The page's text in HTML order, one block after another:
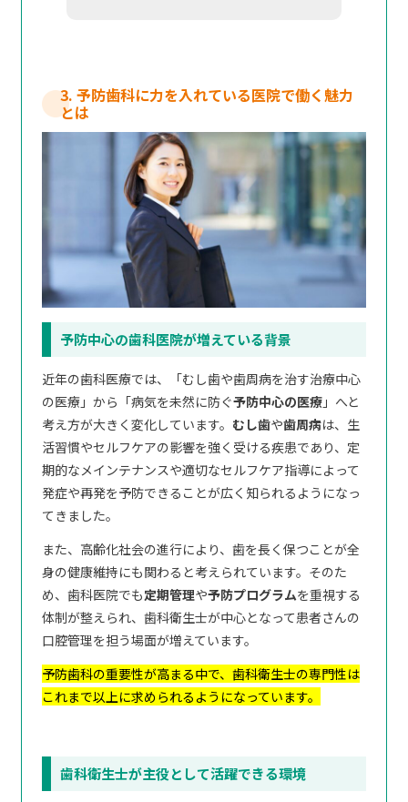
3. 予防歯科に力を入れている医院で働く魅力
とは
予防中心の歯科医院が増えている背景
近年の歯科医療では、「むし歯や歯周病を治す治療中心
の医療」から「病気を未然に防ぐ予防中心の医療 」へと
考え方が大きく変化しています。 むし歯や歯周病は、生
活習慣やセルフケアの影響を強く受ける疾患であり、定
期的なメインテナンスや適切なセルフケア指導によって
発症や再発を予防できることが広く知られるようになっ
てきました。
また、高齢化社会の進行により、歯を長く保つことが全
身の健康維持にも関わると考えられています。そのた
め、歯科医院でも定期管理や予防プログラムを重視する
体制が整えられ、歯科衛生士が中心となって患者さんの
口腔管理を担う場面が増えています。
予防歯科の重要性が高まる中で、歯科衛生士の専門性は
これまで以上に求められるようになっています。
歯科衛生士が主役として活躍できる環境